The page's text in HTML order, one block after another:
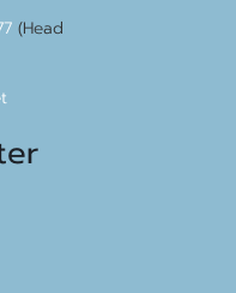
(Head